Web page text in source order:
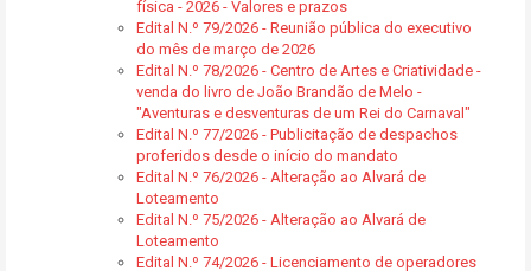
física - 2026 - Valores e prazos
Edital N.º 79/2026 - Reunião pública do executivo
do mês de março de 2026
Edital N.º 78/2026 - Centro de Artes e Criatividade -
venda do livro de João Brandão de Melo -
"Aventuras e desventuras de um Rei do Carnaval"
Edital N.º 77/2026 - Publicitação de despachos
proferidos desde o início do mandato
Edital N.º 76/2026 - Alteração ao Alvará de
Loteamento
Edital N.º 75/2026 - Alteração ao Alvará de
Loteamento
Edital N.º 74/2026 - Licenciamento de operadores